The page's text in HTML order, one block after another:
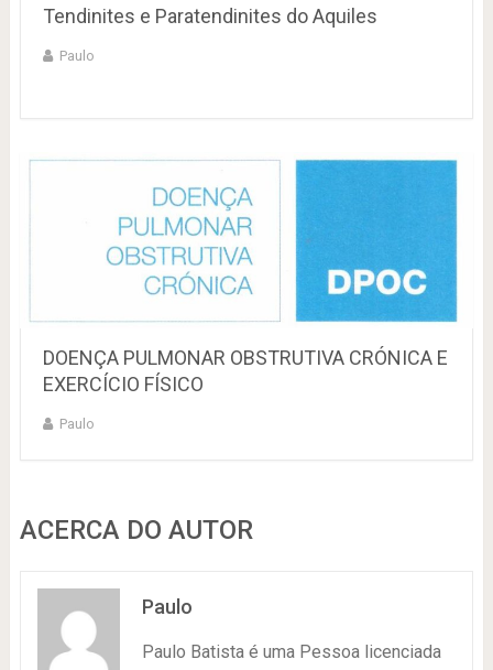
Tendinites e Paratendinites do Aquiles
Paulo
DOENÇA PULMONAR OBSTRUTIVA CRÓNICA E
EXERCÍCIO FÍSICO
Paulo
ACERCA DO AUTOR
Paulo
Paulo Batista é uma Pessoa licenciada